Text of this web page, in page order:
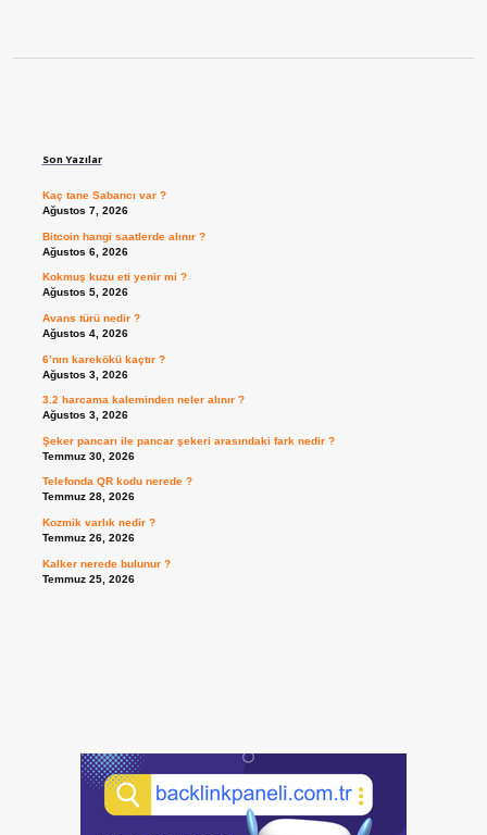
Son Yazılar
Kaç tane Sabancı var ?
Ağustos 7, 2026
Bitcoin hangi saatlerde alınır ?
Ağustos 6, 2026
Kokmuş kuzu eti yenir mi ?
Ağustos 5, 2026
Avans türü nedir ?
Ağustos 4, 2026
6’nın karekökü kaçtır ?
Ağustos 3, 2026
3.2 harcama kaleminden neler alınır ?
Ağustos 3, 2026
Şeker pancarı ile pancar şekeri arasındaki fark nedir ?
Temmuz 30, 2026
Telefonda QR kodu nerede ?
Temmuz 28, 2026
Kozmik varlık nedir ?
Temmuz 26, 2026
Kalker nerede bulunur ?
Temmuz 25, 2026